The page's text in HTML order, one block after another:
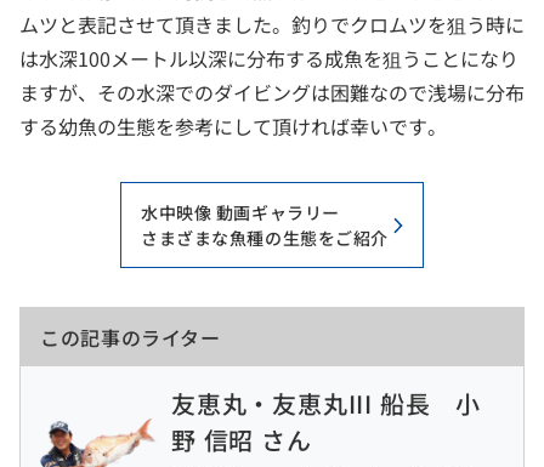
ムツと表記させて頂きました。釣りでクロムツを狙う時に
は水深100メートル以深に分布する成魚を狙うことになり
ますが、その水深でのダイビングは困難なので浅場に分布
する幼魚の生態を参考にして頂ければ幸いです。
水中映像 動画ギャラリー
さまざまな魚種の生態をご紹介
この記事のライター
友恵丸・友恵丸III 船長 小
野 信昭 さん